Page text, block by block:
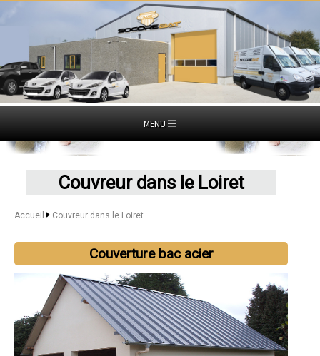
MENU
Couvreur dans le Loiret
Accueil Couvreur dans le Loiret
Couverture bac acier